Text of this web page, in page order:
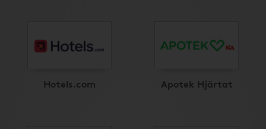
Hotels.com Apotek Hjärtat